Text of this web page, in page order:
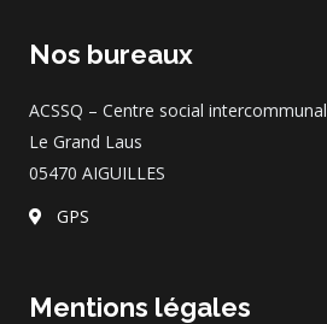
b
o
k
a
g
a
m
s
a
p e
Nos bureaux
ACSSQ – Centre social intercommunal
Le Grand Laus
05470 AIGUILLES
GPS
Mentions légales